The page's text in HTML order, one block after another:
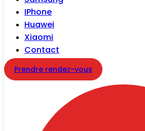
IPhone
Huawei
Xiaomi
Contact
Prendre rendez-vous